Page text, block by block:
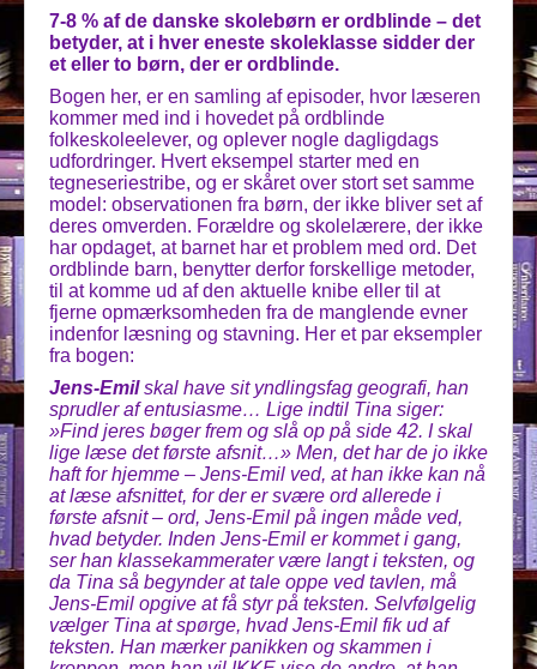
7-8 % af de danske skolebørn er ordblinde – det
betyder, at i hver eneste skoleklasse sidder der
et eller to børn, der er ordblinde.
Bogen her, er en samling af episoder, hvor læseren
kommer med ind i hovedet på ordblinde
folkeskoleelever, og oplever nogle dagligdags
udfordringer. Hvert eksempel starter med en
tegneseriestribe, og er skåret over stort set samme
model: observationen fra børn, der ikke bliver set af
deres omverden. Forældre og skolelærere, der ikke
har opdaget, at barnet har et problem med ord. Det
ordblinde barn, benytter derfor forskellige metoder,
til at komme ud af den aktuelle knibe eller til at
fjerne opmærksomheden fra de manglende evner
indenfor læsning og stavning. Her et par eksempler
fra bogen:
Jens-Emilskal have sit yndlingsfag geografi, han
sprudler af entusiasme… Lige indtil Tina siger:
»Find jeres bøger frem og slå op på side 42. I skal
lige læse det første afsnit…» Men, det har de jo ikke
haft for hjemme – Jens-Emil ved, at han ikke kan nå
at læse afsnittet, for der er svære ord allerede i
første afsnit – ord, Jens-Emil på ingen måde ved,
hvad betyder. Inden Jens-Emil er kommet i gang,
ser han klassekammerater være langt i teksten, og
da Tina så begynder at tale oppe ved tavlen, må
Jens-Emil opgive at få styr på teksten. Selvfølgelig
vælger Tina at spørge, hvad Jens-Emil fik ud af
teksten. Han mærker panikken og skammen i